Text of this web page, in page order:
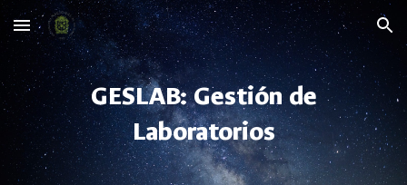
Skip to main content Skip to navigation
GESLAB: Gestión de
Laboratorios